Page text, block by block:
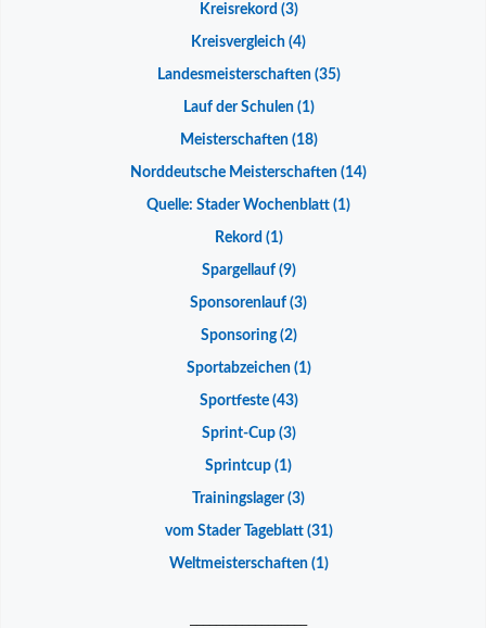
Kreisrekord (3)
Kreisvergleich (4)
Landesmeisterschaften(35)
Lauf der Schulen(1)
Meisterschaften(18)
Norddeutsche Meisterschaften (14)
Quelle: Stader Wochenblatt (1)
Rekord (1)
Spargellauf(9)
Sponsorenlauf (3)
Sponsoring(2)
Sportabzeichen(1)
Sportfeste(43)
Sprint-Cup(3)
Sprintcup (1)
Trainingslager(3)
vom Stader Tageblatt(31)
Weltmeisterschaften(1)